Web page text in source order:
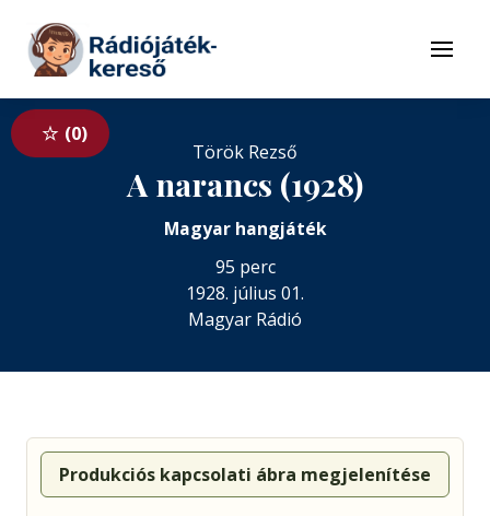
Tovább a tartalomhoz
Menü
0
Török Rezső
A narancs (1928)
Magyar hangjáték
95 perc
1928. július 01.
Magyar Rádió
Produkciós kapcsolati ábra megjelenítése